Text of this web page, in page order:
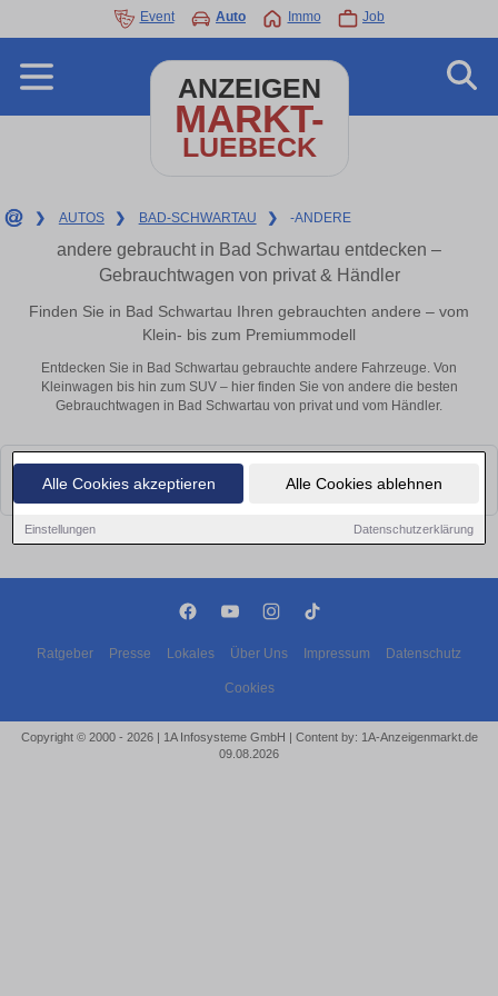
Alle Cookies akzeptieren Alle Cookies ablehnen
Einstellungen Datenschutzerklärung
Event Auto Immo Job
ANZEIGEN
MARKT-
LUEBECK
❯ AUTOS ❯ BAD-SCHWARTAU ❯ -ANDERE
andere gebraucht in Bad Schwartau entdecken –
Gebrauchtwagen von privat & Händler
Finden Sie in Bad Schwartau Ihren gebrauchten andere – vom
Klein- bis zum Premiummodell
Entdecken Sie in Bad Schwartau gebrauchte andere Fahrzeuge. Von
Kleinwagen bis hin zum SUV – hier finden Sie von andere die besten
Gebrauchtwagen in Bad Schwartau von privat und vom Händler.
Leider konnten wir derzeit keine passenden Autos finden. Schauen Sie
bald wieder vorbei!
Ratgeber Presse Lokales Über Uns Impressum Datenschutz
Cookies
Copyright © 2000 - 2026 | 1A Infosysteme GmbH | Content by: 1A-Anzeigenmarkt.de
09.08.2026